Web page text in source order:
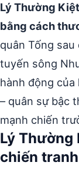
Lý Thường
bằng cách
quân Tống
tuyến sông
hành động của
– quân sự bậc
mạnh chiến
Lý Thường
chiến